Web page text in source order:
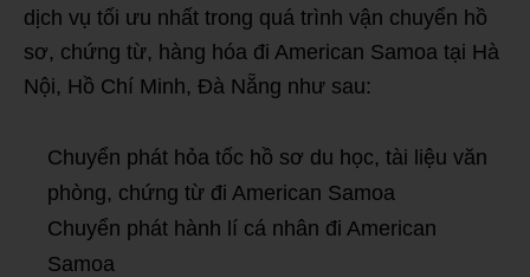
dịch vụ tối ưu nhất trong quá trình vận chuyển hồ
sơ, chứng từ, hàng hóa đi American Samoa tại Hà
Nội, Hồ Chí Minh, Đà Nẵng như sau:
Chuyển phát hỏa tốc hồ sơ du học, tài liệu văn
phòng, chứng từ đi American Samoa
Chuyển phát hành lí cá nhân đi American
Samoa